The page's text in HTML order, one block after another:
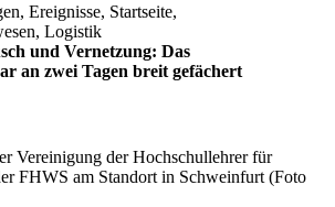
Ereignisse, Startseite,
Logistik
und Vernetzung: Das
an zwei Tagen breit gefächert
Vereinigung der Hochschullehrer für
FHWS am Standort in Schweinfurt (Foto